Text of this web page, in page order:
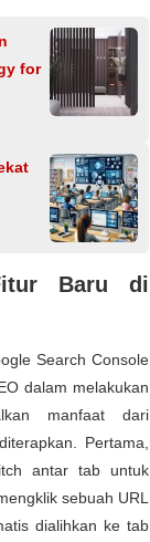
for
Baru di
Search Console
dalam melakukan
manfaat dari
Pertama,
antar tab untuk
sebuah URL
dialihkan ke tab